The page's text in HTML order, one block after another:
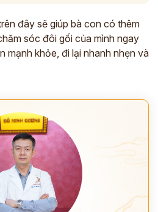
đây sẽ giúp bà con có thêm
sóc đôi gối của mình ngay
mạnh khỏe, đi lại nhanh nhẹn và